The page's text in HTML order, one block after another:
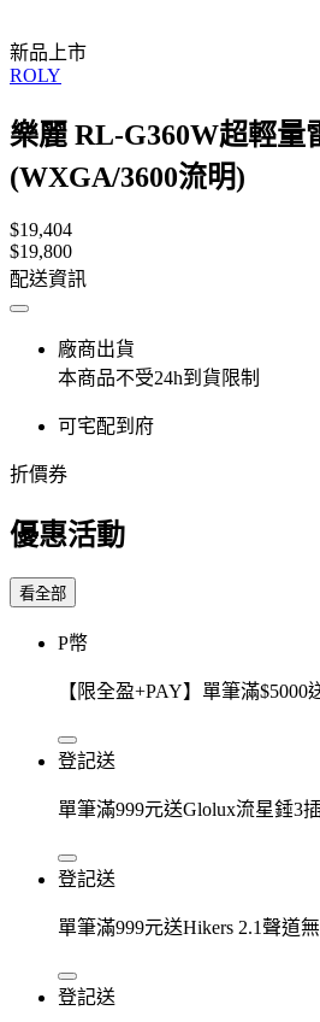
新品上市
ROLY
樂麗 RL-G360W超輕量
(WXGA/3600流明)
$19,404
$19,800
配送資訊
廠商出貨
本商品不受24h到貨限制
可宅配到府
折價券
優惠活動
看全部
P幣
【限全盈+PAY】單筆滿$5000
登記送
單筆滿999元送Glolux流星錘3
登記送
單筆滿999元送Hikers 2.1聲道
登記送